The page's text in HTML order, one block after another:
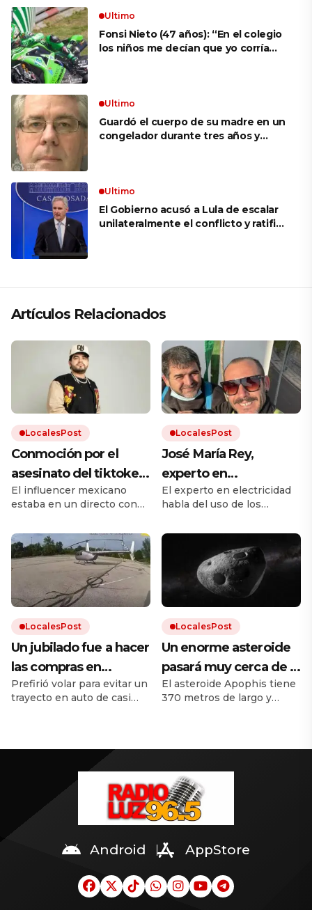
Ultimo
Fonsi Nieto (47 años): “En el colegio
los niños me decían que yo corría
Ultimo
Guardó el cuerpo de su madre en un
congelador durante tres años y
Ultimo
El Gobierno acusó a Lula de escalar
unilateralmente el conflicto y ratificó
Artículos Relacionados
LocalesPost
Conmoción por el
asesinato del tiktoker
César Gastélum: le
dispararon mientras
transmitía en vivo en
plena calle
El influencer mexicano
estaba en un directo con
espectadores cuando
recibió un balazo mortal.
Quién era el joven, las
primeras hipótesis y el
antecedente del asesinato
de Valeria Márquez.
LocalesPost
José María Rey,
experto en
climatización: “La
gente no sabe usar el
aire acondicionado;
hay que programar
una temperatura ideal
y dejarlo que trabaje”
El experto en electricidad
habla del uso de los
acondicionado con la
llegada del calor.
LocalesPost
Un jubilado fue a hacer
las compras en
helicóptero para evitar
el tráfico
Prefirió volar para evitar un
trayecto en auto de casi
LocalesPost
Un enorme asteroide
pasará muy cerca de la
Tierra y los científicos
temen que traiga
El asteroide Apophis tiene
370 metros de largo y
cerca del asteroide para
en la nota.
Android AppStore